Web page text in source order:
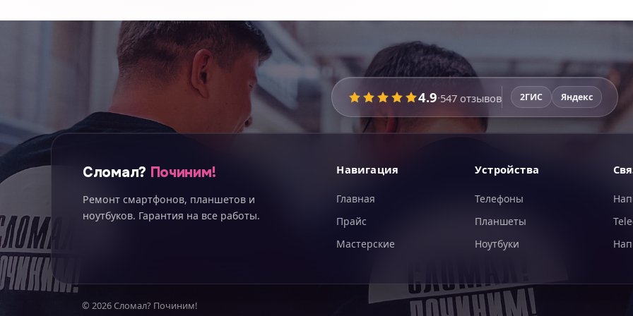
4.9·547 отзывов 2ГИС Яндекс
Сломал? Починим!
Ремонт смартфонов, планшетов и
ноутбуков. Гарантия на все работы.
Навигация
Главная
Прайс
Мастерские
Устройства
Телефоны
Планшеты
Ноутбуки
© 2026 Сломал? Починим!